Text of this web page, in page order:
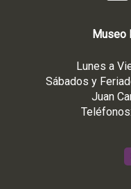
Museo
Lunes a
Sábados y
Juan